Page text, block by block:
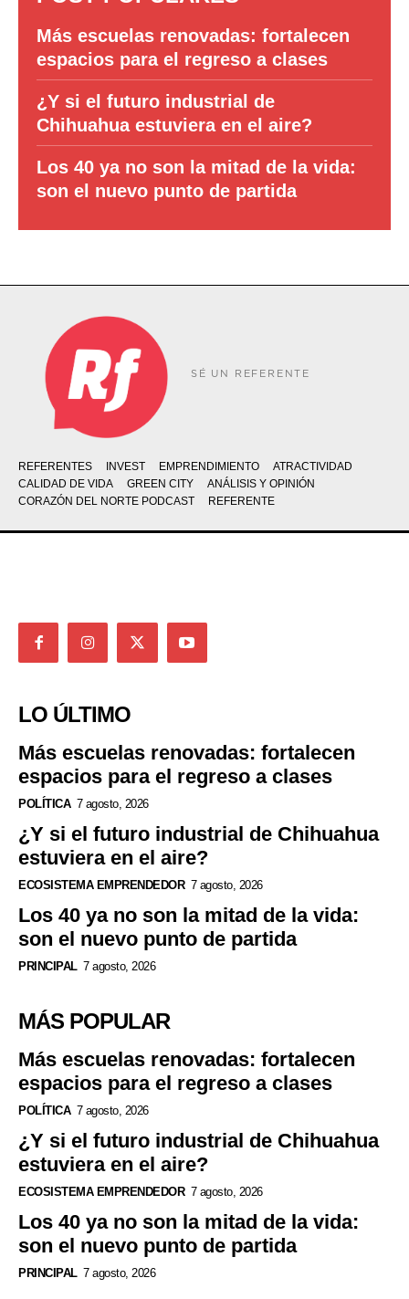
Más escuelas renovadas: fortalecen
espacios para el regreso a clases
¿Y si el futuro industrial de
Chihuahua estuviera en el aire?
Los 40 ya no son la mitad de la vida:
son el nuevo punto de partida
SÉ UN REFERENTE
REFERENTES INVEST EMPRENDIMIENTO
ATRACTIVIDAD
CALIDAD DE VIDA
GREEN CITY
ANÁLISIS Y OPINIÓN
CORAZÓN DEL NORTE PODCAST
REFERENTE
LO ÚLTIMO
Más escuelas renovadas: fortalecen
espacios para el regreso a clases
POLÍTICA 7 agosto, 2026
¿Y si el futuro industrial de Chihuahua
estuviera en el aire?
ECOSISTEMA EMPRENDEDOR 7 agosto, 2026
Los 40 ya no son la mitad de la vida:
son el nuevo punto de partida
PRINCIPAL 7 agosto, 2026
MÁS POPULAR
Más escuelas renovadas: fortalecen
espacios para el regreso a clases
POLÍTICA 7 agosto, 2026
¿Y si el futuro industrial de Chihuahua
estuviera en el aire?
ECOSISTEMA EMPRENDEDOR 7 agosto, 2026
Los 40 ya no son la mitad de la vida:
son el nuevo punto de partida
PRINCIPAL 7 agosto, 2026